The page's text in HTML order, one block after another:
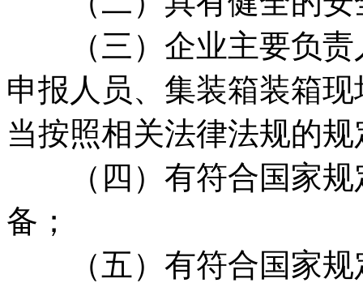
（三）企业主要负责
申报人员、集装箱装箱
当按照相关法律法规的
（四）有符合国家规
备；
（五）有符合国家规